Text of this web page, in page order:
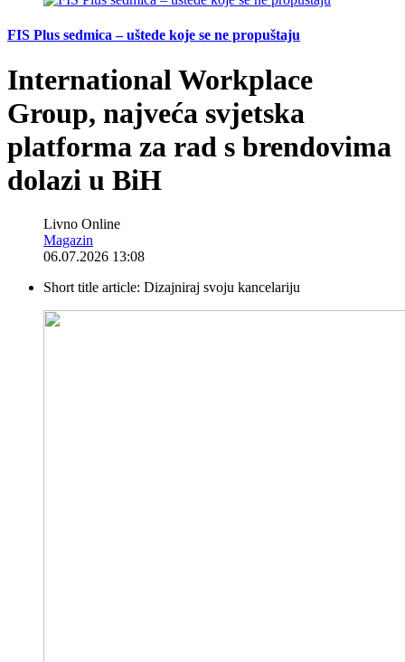
FIS Plus sedmica – uštede koje se ne propuštaju
International Workplace
Group, najveća svjetska
platforma za rad s brendovima
dolazi u BiH
Livno Online
Magazin
06.07.2026 13:08
Short title article: Dizajniraj svoju kancelariju